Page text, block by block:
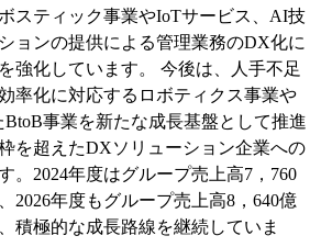
スティック事業やIoTサービス、AI技
ョンの提供による管理業務のDX化に
強化しています。 今後は、人手不足
率化に対応するロボティクス事業や
事業を新たな成長基盤として推進
を超えたDXソリューション企業への
。2024年度はグループ売上高7，760
2026年度もグループ売上高8，640億
積極的な成長路線を継続していま